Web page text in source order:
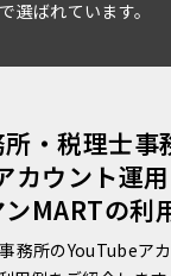
選ばれています。
・税理士事
カウント運用
MARTの利
務所のYouTubeア